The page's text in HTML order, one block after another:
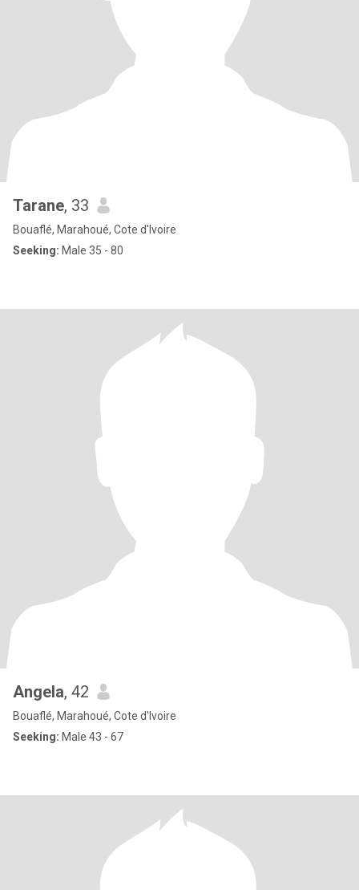
Tarane, 33
Bouaflé, Marahoué, Cote d'Ivoire
Seeking: Male 35 - 80
Angela, 42
Bouaflé, Marahoué, Cote d'Ivoire
Seeking: Male 43 - 67